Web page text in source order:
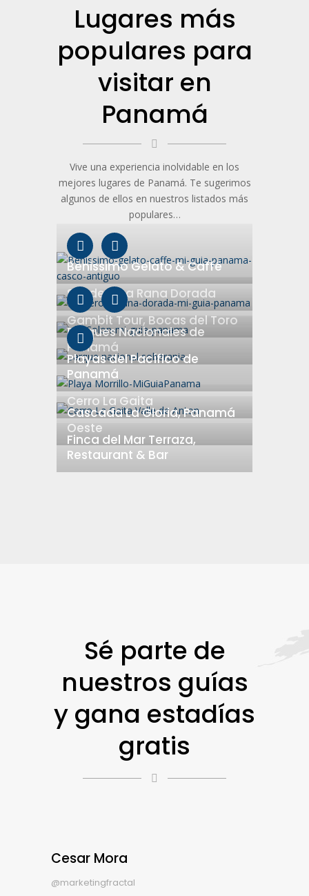
Lugares más
populares para
visitar en
Panamá
Vive una experiencia inolvidable en los
mejores lugares de Panamá. Te sugerimos
algunos de ellos en nuestros listados más
populares…
Benissimo Gelato & Caffé
Sendero La Rana Dorada
Gambit Tour, Bocas del Toro
Parques Nacionales de
Panamá
Playas del Pacífico de
Panamá
Cerro La Gaita
Cascada La Gloria, Panamá
Oeste
Finca del Mar Terraza,
Restaurant & Bar
Sé parte de
nuestros guías
y gana estadías
gratis
Cesar Mora
@marketingfractal